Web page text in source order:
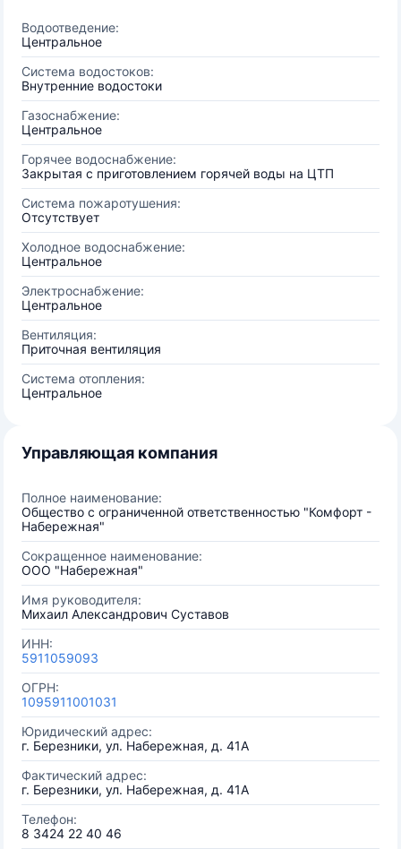
Водоотведение:
Центральное
Система водостоков:
Внутренние водостоки
Газоснабжение:
Центральное
Горячее водоснабжение:
Закрытая с приготовлением горячей воды на ЦТП
Система пожаротушения:
Отсутствует
Холодное водоснабжение:
Центральное
Электроснабжение:
Центральное
Вентиляция:
Приточная вентиляция
Система отопления:
Центральное
Управляющая компания
Полное наименование:
Общество с ограниченной ответственностью "Комфорт -
Набережная"
Сокращенное наименование:
ООО "Набережная"
Имя руководителя:
Михаил Александрович Суставов
ИНН:
5911059093
ОГРН:
1095911001031
Юридический адрес:
г. Березники, ул. Набережная, д. 41А
Фактический адрес:
г. Березники, ул. Набережная, д. 41А
Телефон:
8 3424 22 40 46